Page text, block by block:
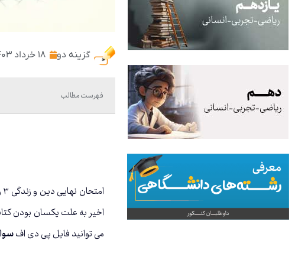
گزینه دو ۱۸ خرداد ۱۴۰۳
فهرست مطالب
اخیر به علت یکسان بودن
می توانید فایل پی دی اف